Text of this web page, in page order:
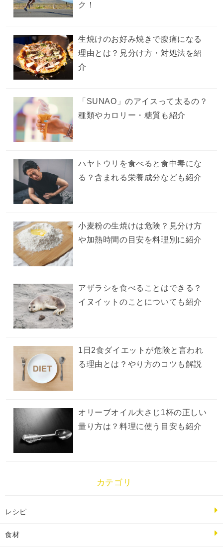
ク！
生焼けのお好み焼きで腹痛になる
理由とは？見分け方・対処法を紹
介
「SUNAO」のアイスって太るの？
種類やカロリー・糖質も紹介
ハヤトウリを食べると食中毒にな
る？含まれる栄養成分なども紹介
小麦粉の生焼けは危険？見分け方
や加熱時間の目安を料理別に紹介
アザラシを食べることはできる？
イヌイットのことについても紹介
1日2食ダイエットが危険と言われ
る理由とは？やり方のコツも解説
オリーブオイル大さじ1杯の正しい
量り方は？料理に使う目安も紹介
カテゴリ
レシピ
食材